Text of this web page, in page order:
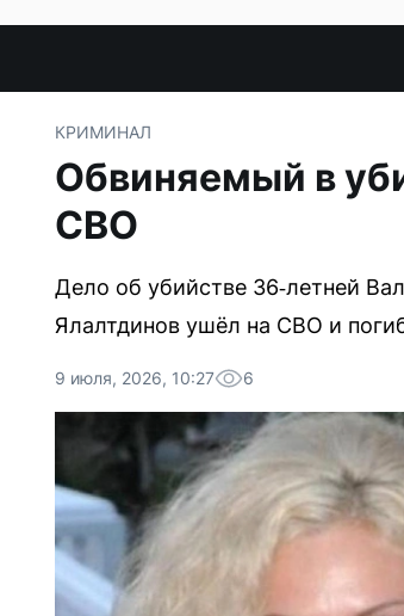
КРИМИНАЛ
Обвиняемый в
СВО
Дело об убийстве 36‑летней
Ялалтдинов ушёл на СВО и
9 июля, 2026, 10:27 6